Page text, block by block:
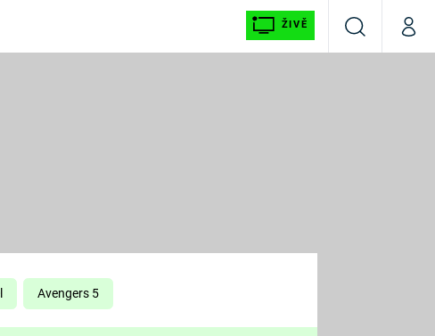
ŽIVĚ
VyhledáváníMůj
Prima LAJK
Avengers 5